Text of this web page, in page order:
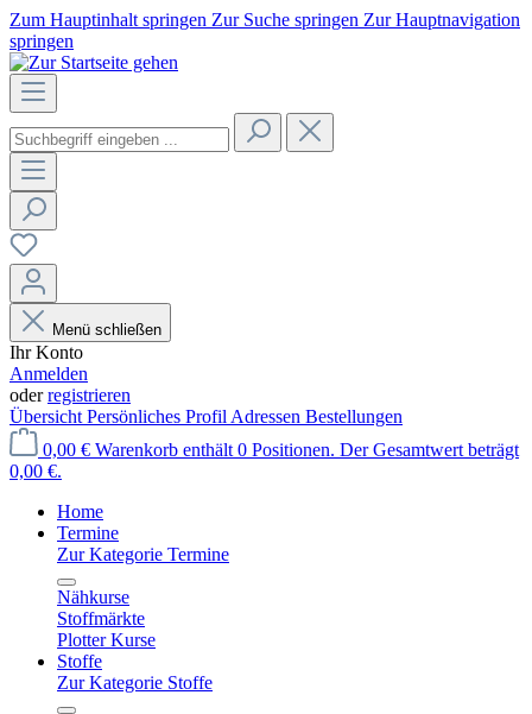
Zum Hauptinhalt springen Zur Suche springen Zur Hauptnavigation
springen
Menü schließen
Ihr Konto
Anmelden
oderregistrieren
Übersicht Persönliches Profil Adressen Bestellungen
0,00 € Warenkorb enthält 0 Positionen. Der Gesamtwert beträgt
0,00 €.
Home
Termine
Zur Kategorie Termine
Nähkurse
Stoffmärkte
Plotter Kurse
Stoffe
Zur Kategorie Stoffe